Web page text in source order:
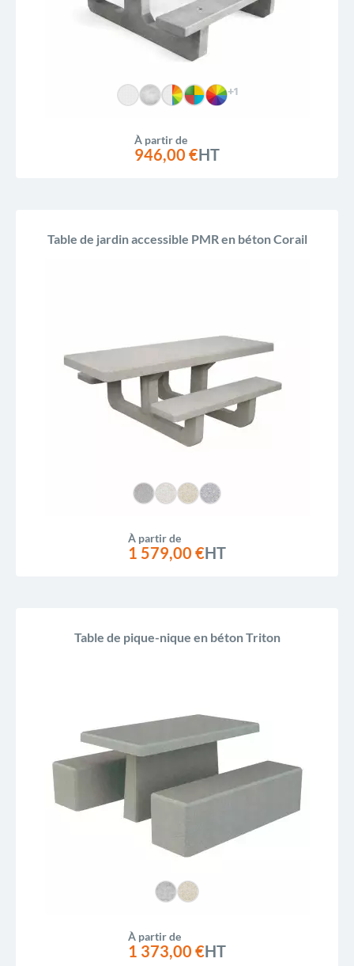
+1
À partir de
946,00 €HT
Table de jardin accessible PMR en béton Corail
À partir de
1 579,00 €HT
Table de pique-nique en béton Triton
À partir de
1 373,00 €HT